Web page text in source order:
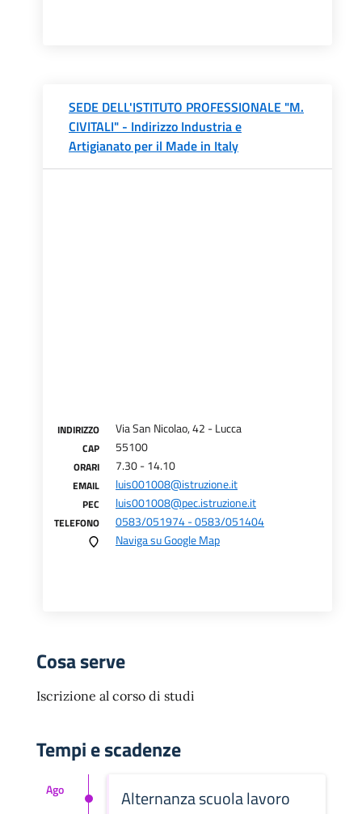
SEDE DELL'ISTITUTO PROFESSIONALE "M.
CIVITALI" - Indirizzo Industria e
Artigianato per il Made in Italy
INDIRIZZO Via San Nicolao, 42 - Lucca
CAP 55100
ORARI 7.30 - 14.10
EMAIL luis001008@istruzione.it
PEC luis001008@pec.istruzione.it
TELEFONO
0583/051974 - 0583/051404
Naviga su Google Map
Cosa serve
Iscrizione al corso di studi
Tempi e scadenze
Alternanza scuola lavoro
Ago